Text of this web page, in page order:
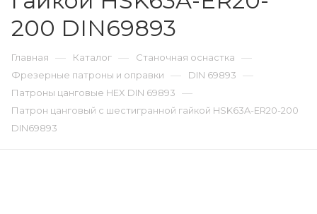
200 DIN69893
Главная — Каталог — Станочная оснастка —
Фрезерные патроны и оправки — DIN 69893 —
Патроны цанговые HEX DIN 69893 —
Патрон цанговый с шестигранной гайкой HSK63A-ER20-200
DIN69893